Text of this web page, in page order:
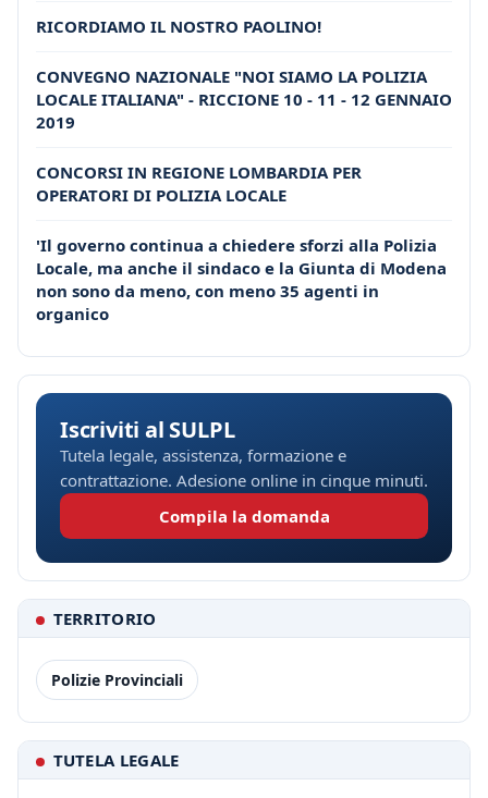
RICORDIAMO IL NOSTRO PAOLINO!
CONVEGNO NAZIONALE "NOI SIAMO LA POLIZIA
LOCALE ITALIANA" - RICCIONE 10 - 11 - 12 GENNAIO
2019
CONCORSI IN REGIONE LOMBARDIA PER
OPERATORI DI POLIZIA LOCALE
'Il governo continua a chiedere sforzi alla Polizia
Locale, ma anche il sindaco e la Giunta di Modena
non sono da meno, con meno 35 agenti in
organico
Iscriviti al SULPL
Tutela legale, assistenza, formazione e
contrattazione. Adesione online in cinque minuti.
Compila la domanda
TERRITORIO
Polizie Provinciali
TUTELA LEGALE